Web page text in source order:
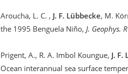
Aroucha, L. C. , J. F. Lübbecke, M.
the 1995 Benguela Niño, J. Geophys.
Prigent, A., R. A. Imbol Koungue, J. F.
Ocean interannual sea surface